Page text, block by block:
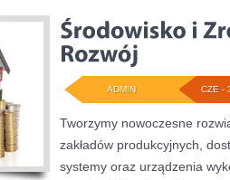
CZE -
ADMIN
Tworzymy nowoczesne
zakładów produkcyjnych,
systemy oraz urządzenia